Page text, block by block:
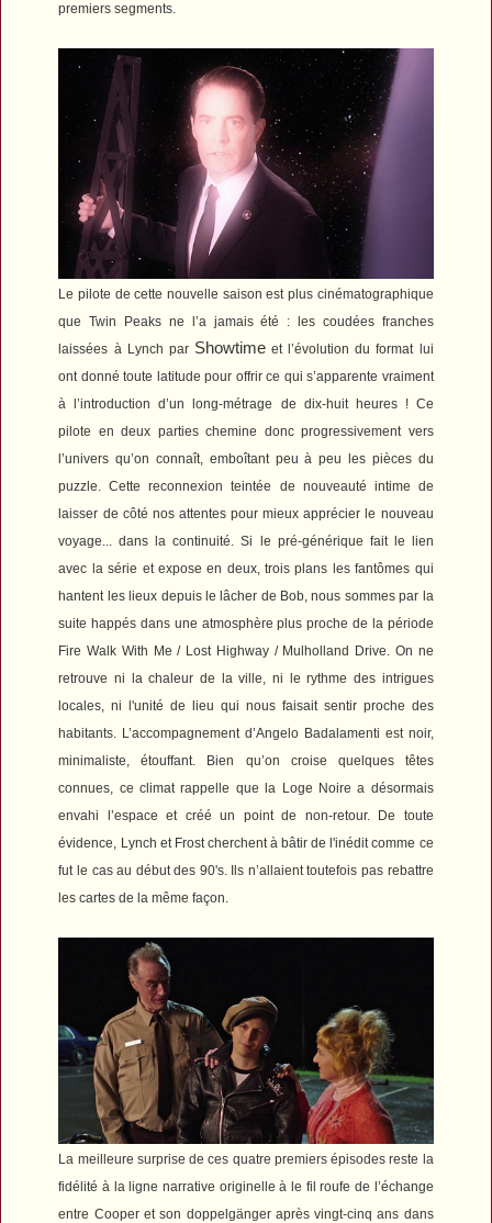
premiers segments.
Le pilote de cette nouvelle saison est plus cinématographique
queTwin Peaks ne l’a jamais été : l es coudées franches
laissées à Lynch par Showtimeet l’évolution du format lui
ont donné toute latitude pour offrir ce qui s’apparente vraiment
à l’introduction d’un long-métrage de dix-huit heures ! Ce
pilote en deux parties chemine donc progressivement vers
l’univers qu’on connaît, emboîtant peu à peu les pièces du
puzzle. Cette reconnexion teintée de nouveauté intime de
laisser de côté nos attentes pour mieux apprécier le nouveau
voyage... dans la continuité. Si le pré-générique fait le lien
avec la série et expose en deux, trois plans les fantômes qui
hantent les lieux depuis le lâcher de Bob, nous sommes par la
suite happés dans une atmosphère plus proche de la période
Fire Walk With Me / Lost Highway/ Mulholland Drive. On ne
retrouve ni la chaleur de la ville, ni le rythme des intrigues
locales, ni l'unité de lieu qui nous faisait sentir proche des
habitants. L’accompagnement d’Angelo Badalamenti est noir,
minimaliste, étouffant. Bien qu’on croise quelques têtes
connues, ce climat rappelle que la Loge Noire a désormais
envahi l’espace et créé un point de non-retour. De toute
évidence, Lynch et Frost cherchent à bâtir de l'inédit comme ce
fut le cas au début des 90's. Ils n’allaient toutefois pas rebattre
les cartes de la même façon.
La meilleure surprise de ces quatre premiers épisodes reste la
fidélité à la ligne narrative originelle à le fil roufe de l’échange
entre Cooper et son doppelgänger après vingt-cinq ans dans